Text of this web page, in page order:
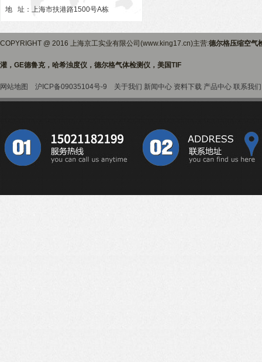
地 址：上海市扶港路1500号A栋
COPYRIGHT @ 2016 上海京工实业有限公司(www.king17.cn)主营:德尔格压缩空气
灌，GE德鲁克，哈希浊度仪，德尔格气体检测仪，美国TIF
网站地图 沪ICP备09035104号-9 关于我们 新闻中心 资料下载 产品中心 联系我们